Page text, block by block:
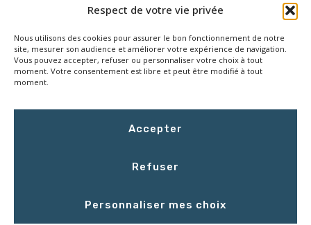
Respect de votre vie privée
Nous utilisons des cookies pour assurer le bon fonctionnement de notre
site, mesurer son audience et améliorer votre expérience de navigation.
Vous pouvez accepter, refuser ou personnaliser votre choix à tout
moment. Votre consentement est libre et peut être modifié à tout
moment.
Accepter
Refuser
Personnaliser mes choix
18 Rue Roger SALENGRO,
Z.I. des Grouëts, 41100 SAINT-OUEN
Le vendredi : 8h00 - 16h30